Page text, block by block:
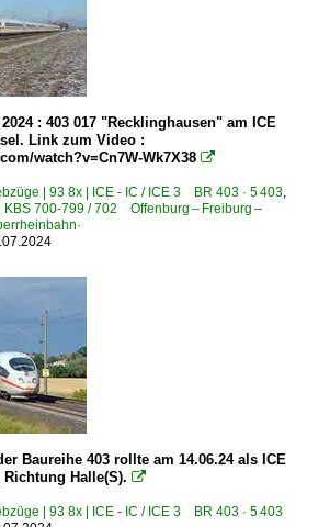
: 403 017 "Recklinghausen" am ICE
Link zum Video :
watch?v=Cn7W-Wk7X38 
| 93 8x | ICE - IC / ICE 3 BR 403 · 5 403,
KBS 700-799 / 702 Offenburg – Freiburg –
Baureihe 403 rollte am 14.06.24 als ICE
Halle(S). 
| 93 8x | ICE - IC / ICE 3 BR 403 · 5 403